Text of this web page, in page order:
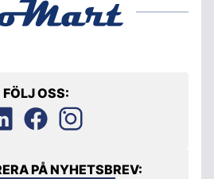
FÖLJ OSS:
PÅ NYHETSBREV: